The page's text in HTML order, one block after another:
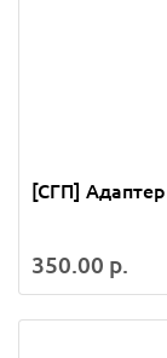
[СГП]
350.00 р.